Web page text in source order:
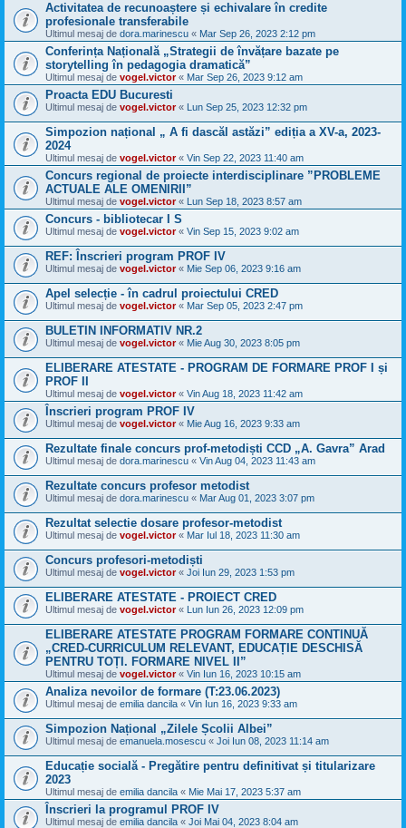
Activitatea de recunoaștere și echivalare în credite
profesionale transferabile
Ultimul mesaj de dora.marinescu « Mar Sep 26, 2023 2:12 pm
Conferința Națională „Strategii de învățare bazate pe
storytelling în pedagogia dramatică”
Ultimul mesaj de vogel.victor« Mar Sep 26, 2023 9:12 am
Proacta EDU Bucuresti
Ultimul mesaj de vogel.victor« Lun Sep 25, 2023 12:32 pm
Simpozion național „ A fi dascăl astăzi” ediția a XV-a, 2023-
2024
Ultimul mesaj de vogel.victor« Vin Sep 22, 2023 11:40 am
Concurs regional de proiecte interdisciplinare ”PROBLEME
ACTUALE ALE OMENIRII”
Ultimul mesaj de vogel.victor« Lun Sep 18, 2023 8:57 am
Concurs - bibliotecar I S
Ultimul mesaj de vogel.victor« Vin Sep 15, 2023 9:02 am
REF: Înscrieri program PROF IV
Ultimul mesaj de vogel.victor« Mie Sep 06, 2023 9:16 am
Apel selecție - în cadrul proiectului CRED
Ultimul mesaj de vogel.victor« Mar Sep 05, 2023 2:47 pm
BULETIN INFORMATIV NR.2
Ultimul mesaj de vogel.victor« Mie Aug 30, 2023 8:05 pm
ELIBERARE ATESTATE - PROGRAM DE FORMARE PROF I și
PROF II
Ultimul mesaj de vogel.victor« Vin Aug 18, 2023 11:42 am
Înscrieri program PROF IV
Ultimul mesaj de vogel.victor« Mie Aug 16, 2023 9:33 am
Rezultate finale concurs prof-metodiști CCD „A. Gavra” Arad
Ultimul mesaj de dora.marinescu « Vin Aug 04, 2023 11:43 am
Rezultate concurs profesor metodist
Ultimul mesaj de dora.marinescu « Mar Aug 01, 2023 3:07 pm
Rezultat selectie dosare profesor-metodist
Ultimul mesaj de vogel.victor« Mar Iul 18, 2023 11:30 am
Concurs profesori-metodiști
Ultimul mesaj de vogel.victor« Joi Iun 29, 2023 1:53 pm
ELIBERARE ATESTATE - PROIECT CRED
Ultimul mesaj de vogel.victor« Lun Iun 26, 2023 12:09 pm
ELIBERARE ATESTATE PROGRAM FORMARE CONTINUĂ
„CRED-CURRICULUM RELEVANT, EDUCAȚIE DESCHISĂ
PENTRU TOȚI. FORMARE NIVEL II”
Ultimul mesaj de vogel.victor« Vin Iun 16, 2023 10:15 am
Analiza nevoilor de formare (T:23.06.2023)
Ultimul mesaj de emilia dancila « Vin Iun 16, 2023 9:33 am
Simpozion Național „Zilele Școlii Albei”
Ultimul mesaj de emanuela.mosescu « Joi Iun 08, 2023 11:14 am
Educație socială - Pregătire pentru definitivat și titularizare
2023
Ultimul mesaj de emilia dancila « Mie Mai 17, 2023 5:37 am
Înscrieri la programul PROF IV
Ultimul mesaj de emilia dancila « Joi Mai 04, 2023 8:04 am